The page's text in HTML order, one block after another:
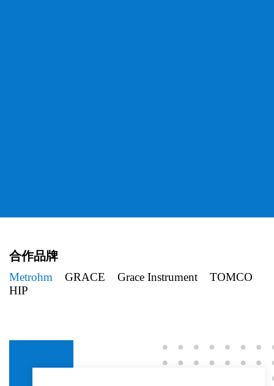
合作品牌
Metrohm GRACE Grace Instrument
TOMCO
HIP